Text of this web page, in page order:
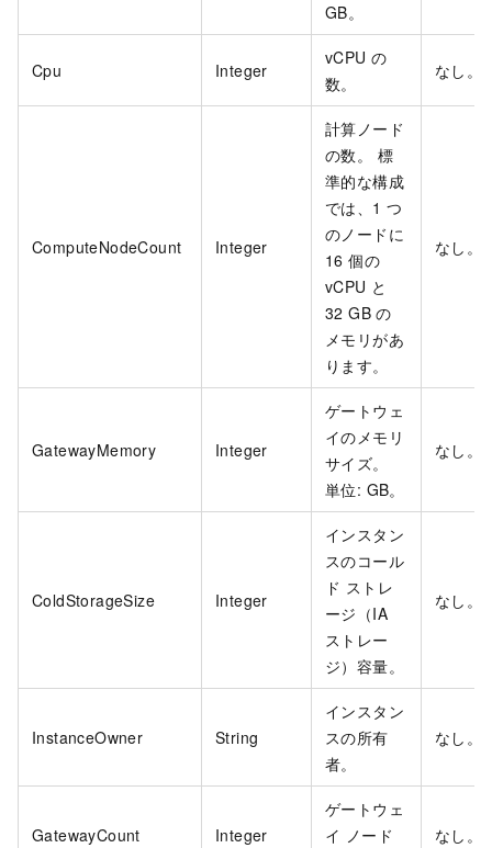
GB。
Cpu Integer
vCPU の
数。
なし。
ComputeNodeCount Integer
計算ノード
の数。 標
準的な構成
では、1 つ
のノードに
16 個の
vCPU と
32 GB の
メモリがあ
ります。
なし。
GatewayMemory Integer
ゲートウェ
イのメモリ
サイズ。
単位: GB。
なし。
ColdStorageSize Integer
インスタン
スのコール
ド ストレ
ージ（IA
ストレー
ジ）容量。
なし。
InstanceOwner String
インスタン
スの所有
者。
なし。
GatewayCount Integer
ゲートウェ
イ ノード
なし。